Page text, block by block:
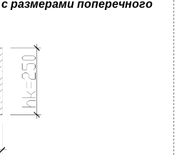
размерами поперечного